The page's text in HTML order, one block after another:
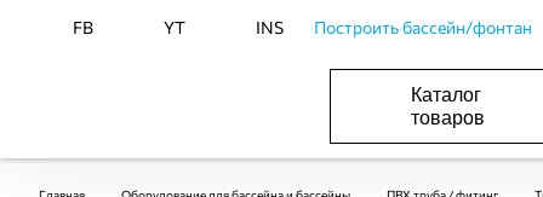
FB YT INS Построить бассейн/фонтан
Каталог
товаров